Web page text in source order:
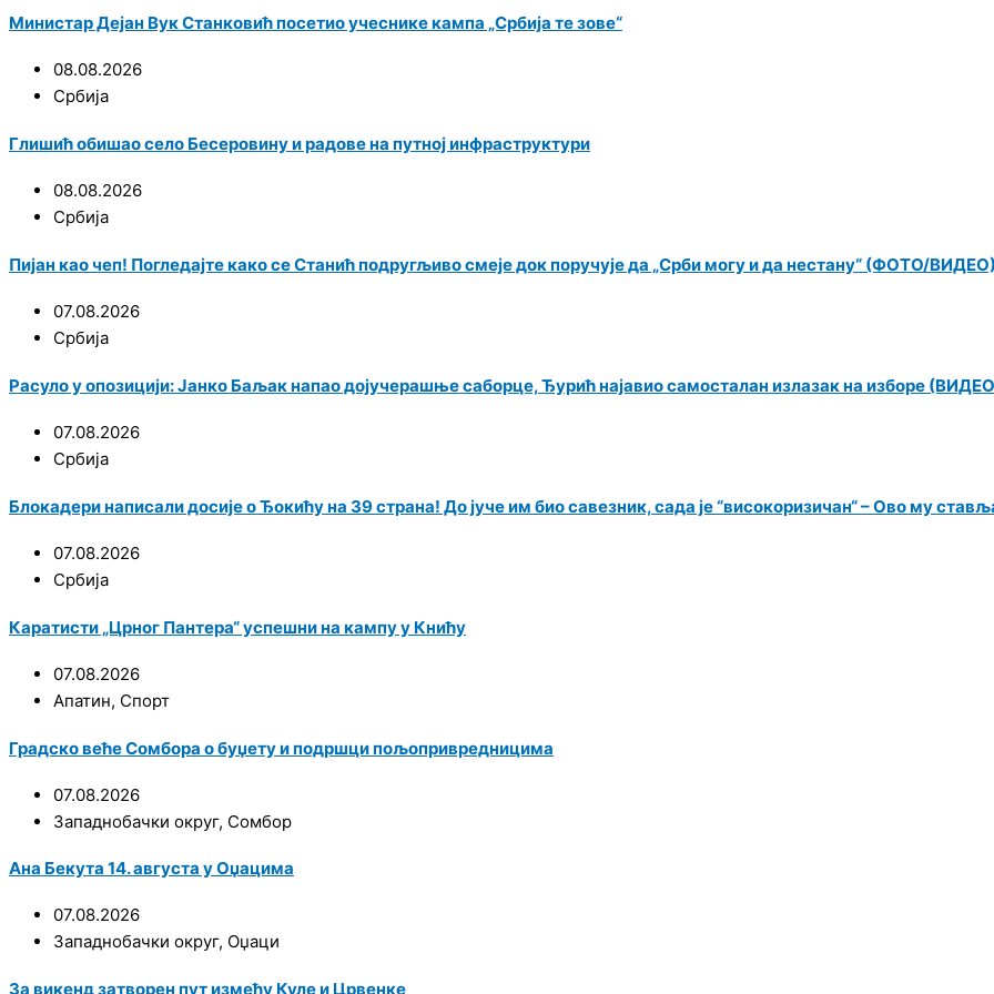
Министар Дејан Вук Станковић посетио учеснике кампа „Србија те зове“
08.08.2026
Србија
Глишић обишао село Бесеровину и радове на путној инфраструктури
08.08.2026
Србија
Пијан као чеп! Погледајте како се Станић подругљиво смеје док поручује да „Срби могу и да нестану“ (ФОТО/
07.08.2026
Србија
Расуло у опозицији: Јанко Баљак напао дојучерашње саборце, Ђурић најавио самосталан излазак на изборе
07.08.2026
Србија
Блокадери написали досије о Ђокићу на 39 страна! До јуче им био савезник, сада је “високоризичан“ – Ово му
07.08.2026
Србија
Каратисти „Црног Пантера“ успешни на кампу у Книћу
07.08.2026
Апатин, Спорт
Градско веће Сомбора о буџету и подршци пољопривредницима
07.08.2026
Западнобачки округ, Сомбор
Ана Бекута 14. августа у Оџацима
07.08.2026
Западнобачки округ, Оџаци
За викенд затворен пут између Куле и Црвенке